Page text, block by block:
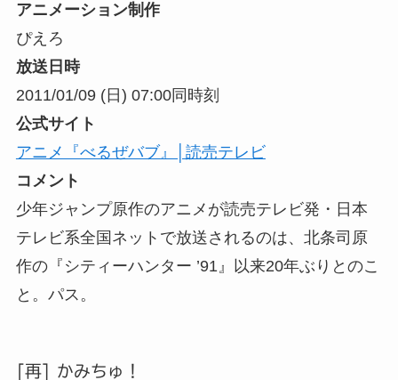
アニメーション制作
ぴえろ
放送日時
2011/01/09 (日) 07:00同時刻
公式サイト
アニメ『べるぜバブ』│読売テレビ
コメント
少年ジャンプ原作のアニメが読売テレビ発・日本
テレビ系全国ネットで放送されるのは、北条司原
作の『シティーハンター ’91』以来20年ぶりとのこ
と。パス。
[再] かみちゅ！